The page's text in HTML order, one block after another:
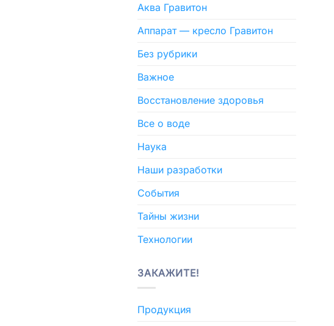
Аква Гравитон
Аппарат — кресло Гравитон
Без рубрики
Важное
Восстановление здоровья
Все о воде
Наука
Наши разработки
События
Тайны жизни
Технологии
ЗАКАЖИТЕ!
Продукция